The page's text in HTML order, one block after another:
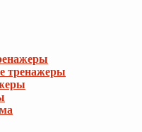
тренажеры